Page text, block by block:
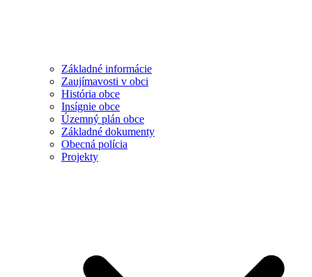
Základné informácie
Zaujímavosti v obci
História obce
Insígnie obce
Územný plán obce
Základné dokumenty
Obecná polícia
Projekty